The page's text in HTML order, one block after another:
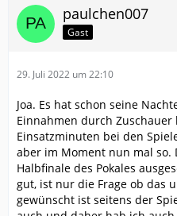
paulchen007
Gast
29. Juli 2022 um 22:10
Joa. Es hat schon seine
Einnahmen durch
Einsatzminuten bei den
aber im Moment nun mal so.
Halbfinale des Pokales
gut, ist nur die Frage ob das
gewünscht ist seitens der